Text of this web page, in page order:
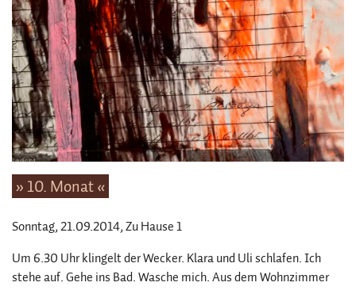
» 10. Monat «
Sonntag, 21.09.2014, Zu Hause 1
Um 6.30 Uhr klingelt der Wecker. Klara und Uli schlafen. Ich
stehe auf. Gehe ins Bad. Wasche mich. Aus dem Wohnzimmer